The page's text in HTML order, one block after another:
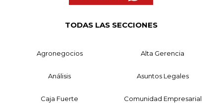
TODAS LAS SECCIONES
Agronegocios Alta Gerencia
Análisis Asuntos Legales
Caja Fuerte Comunidad Empresarial